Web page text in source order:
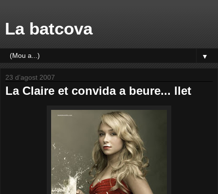
La batcova
▼
23 d’agost 2007
La Claire et convida a beure... llet